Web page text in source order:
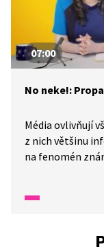
07:00
No neke!:
Média ovlivňují
z nich většinu
na fenomén
Řezníčková ve